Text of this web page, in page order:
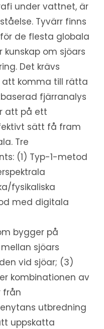
under vattnet, är
Tyvärr finns
de flesta globala
kunskap om sjöars
Det krävs
komma till rätta
fjärranalys
att på ett
sätt få fram
Tre
(1) Typ-1-metod
fysikaliska
med digitala
bygger på
sjöars
vid sjöar; (3)
kombinationen av
från
utbredning
uppskatta